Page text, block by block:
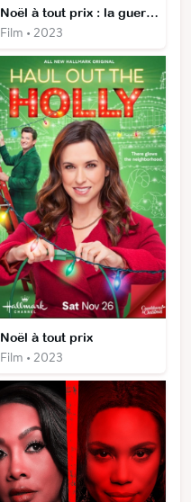
Noël à tout prix : la guerre des sapins
Film • 2023
Noël à tout prix
Film • 2023